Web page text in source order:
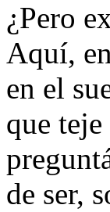
¿Pero
Aquí,
en el
que
de ser,